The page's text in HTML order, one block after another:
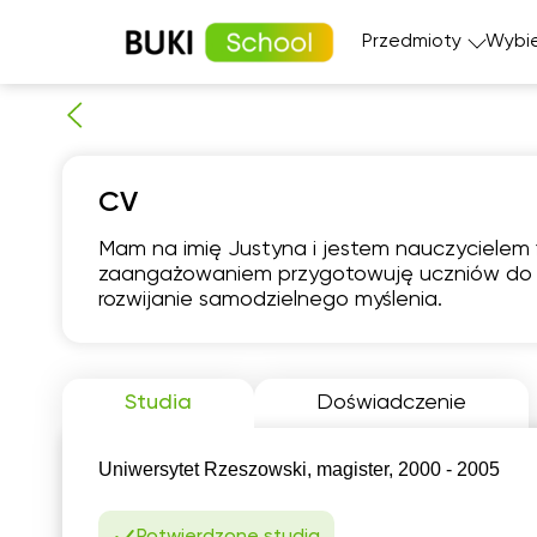
Przedmioty
Język polski
Chemia
Biologia
Język
Język
CV
Mam na imię Justyna i jestem
zaangażowaniem przygotowuję uczniów
rozwijanie samodzielnego myślenia.
Studia Doświadczenie
Uniwersytet Rzeszowski, magister, 2000 - 2005
terminów